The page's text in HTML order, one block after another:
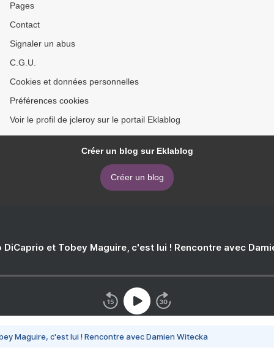
Pages
Contact
Signaler un abus
C.G.U.
Cookies et données personnelles
Préférences cookies
Voir le profil de jcleroy sur le portail Eklablog
Créer un blog sur Eklablog
Créer un blog
DiCaprio et Tobey Maguire, c'est lui ! Rencontre avec
Maguire, c'est lui ! Rencontre avec Damien Witecka